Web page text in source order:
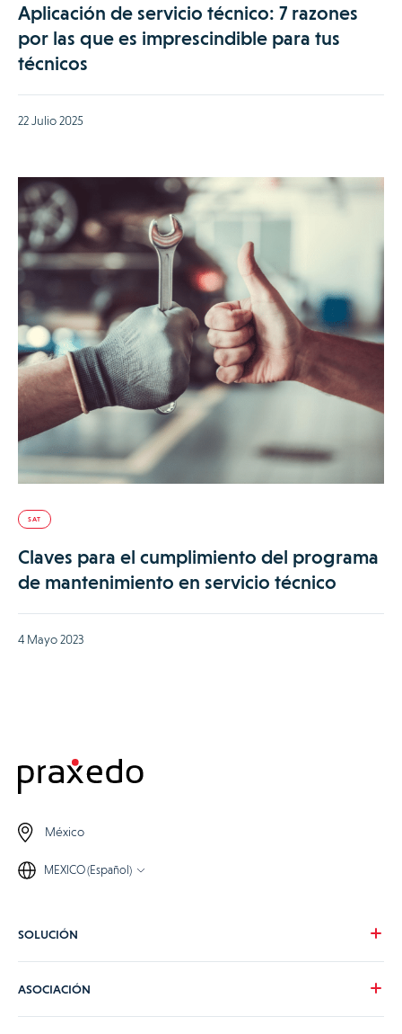
Aplicación de servicio técnico: 7 razones
por las que es imprescindible para tus
técnicos
22 Julio 2025
SAT
Claves para el cumplimiento del programa
de mantenimiento en servicio técnico
4 Mayo 2023
México
MEXICO (Español)
SOLUCIÓN
ASOCIACIÓN